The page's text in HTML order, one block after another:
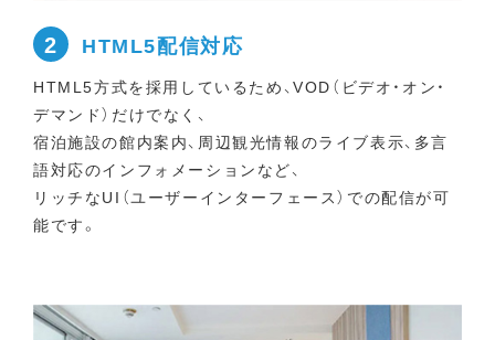
2 HTML5配信対応
HTML5方式を採用しているため、VOD（ビデオ・オン・
デマンド）だけでなく、
宿泊施設の館内案内、周辺観光情報のライブ表示、多言
語対応のインフォメーションなど、
リッチなUI（ユーザーインターフェース）での配信が可
能です。